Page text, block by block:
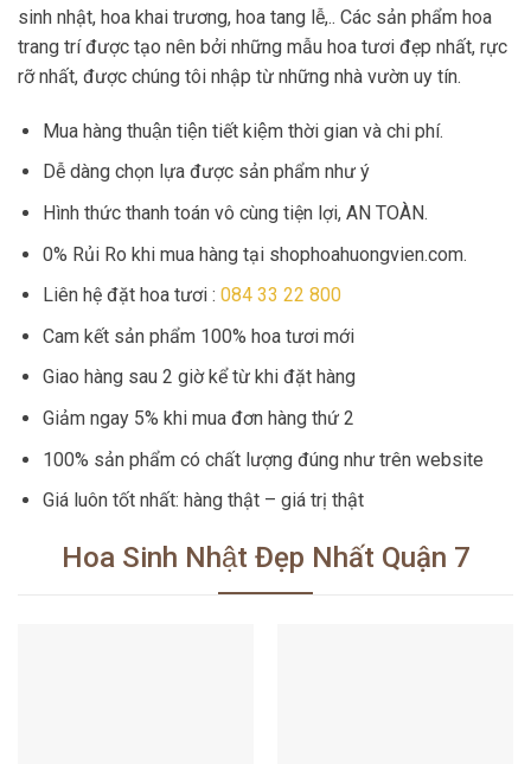
sinh nhật, hoa khai trương, hoa tang lễ,.. Các sản phẩm hoa
trang trí được tạo nên bởi những mẫu hoa tươi đẹp nhất, rực
rỡ nhất, được chúng tôi nhập từ những nhà vườn uy tín.
Mua hàng thuận tiện tiết kiệm thời gian và chi phí.
Dễ dàng chọn lựa được sản phẩm như ý
Hình thức thanh toán vô cùng tiện lợi, AN TOÀN.
0% Rủi Ro khi mua hàng tại shophoahuongvien.com.
Liên hệ đặt hoa tươi : 084 33 22 800
Cam kết sản phẩm 100% hoa tươi mới
Giao hàng sau 2 giờ kể từ khi đặt hàng
Giảm ngay 5% khi mua đơn hàng thứ 2
100% sản phẩm có chất lượng đúng như trên website
Giá luôn tốt nhất: hàng thật – giá trị thật
Hoa Sinh Nhật Đẹp Nhất Quận 7